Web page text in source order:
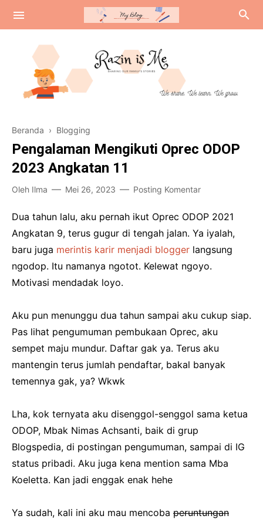
Tentang Amerika
Curhat Colongan
Beranda › Blogging
Pengalaman Mengikuti Oprec ODOP
2023 Angkatan 11
Oleh Ilma Mei 26, 2023 Posting Komentar
Dua tahun lalu, aku pernah ikut Oprec ODOP 2021
Angkatan 9, terus gugur di tengah jalan. Ya iyalah,
baru juga merintis karir menjadi blogger langsung
ngodop. Itu namanya ngotot. Kelewat ngoyo.
Motivasi mendadak loyo.
Aku pun menunggu dua tahun sampai aku cukup siap.
Pas lihat pengumuman pembukaan Oprec, aku
sempet maju mundur. Daftar gak ya. Terus aku
mantengin terus jumlah pendaftar, bakal banyak
temennya gak, ya? Wkwk
Lha, kok ternyata aku disenggol-senggol sama ketua
ODOP, Mbak Nimas Achsanti, baik di grup
Blogspedia, di postingan pengumuman, sampai di IG
status pribadi. Aku juga kena mention sama Mba
Koeletta. Kan jadi enggak enak hehe
Ya sudah, kali ini aku mau mencoba peruntungan